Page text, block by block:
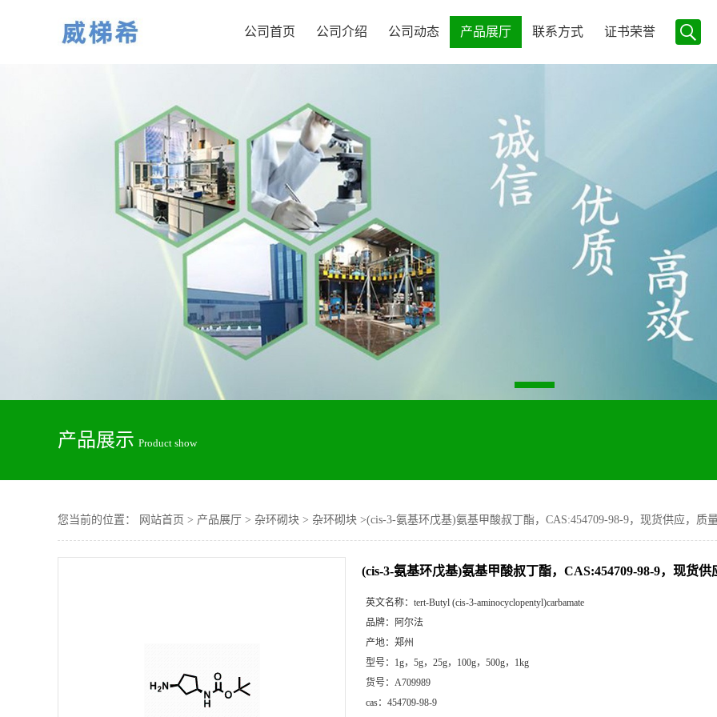
公司首页 公司介绍 公司动态 产品展厅 联系方式 证书荣誉
产品展示 Product show
您当前的位置： 网站首页 > 产品展厅 > 杂环砌块 > 杂环砌块 >(cis-3-氨基环戊基)氨基甲酸叔丁酯，CAS:454709-98-9，现货供应，质
(cis-3-氨基环戊基)氨基甲酸叔丁酯，CAS:454709-98-9，现货供
英文名称： tert-Butyl (cis-3-aminocyclopentyl)carbamate
品牌：
阿尔法
产地： 郑州
型号： 1g，5g，25g，100g，500g，1kg
货号： A709989
cas： 454709-98-9